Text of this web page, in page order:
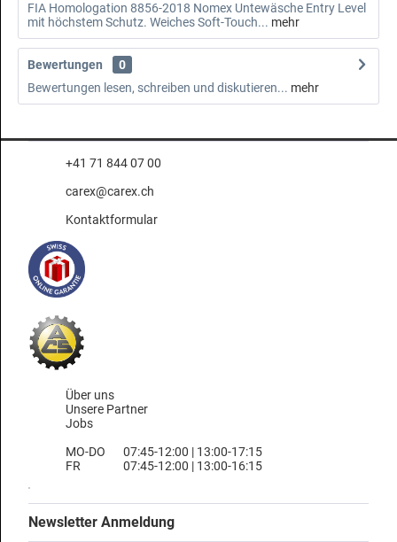
FIA Homologation 8856-2018 Nomex Untewäsche Entry Level
mit höchstem Schutz. Weiches Soft-Touch... mehr
Bewertungen
0
Bewertungen lesen, schreiben und diskutieren... mehr
+41 71 844 07 00
carex@carex.ch
Kontaktformular
Über uns
Unsere Partner
Jobs
MO-DO
FR
07:45-12:00 | 13:00-17:15
07:45-12:00 | 13:00-16:15
Newsletter Anmeldung